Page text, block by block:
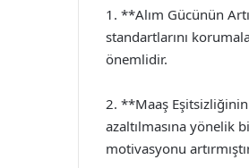
1. **Alım Gücünün
standartlarını
önemlidir.
2. **Maaş
azaltılmasına yönelik
motivasyonu